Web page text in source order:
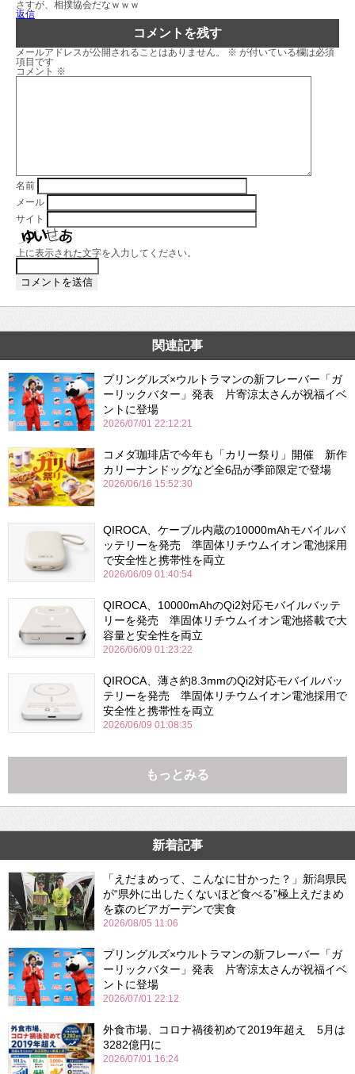
さすが、相撲協会だなｗｗｗ
返信
コメントを残す
メールアドレスが公開されることはありません。 ※ が付いている欄は必須
項目です
コメント ※
名前
メール
サイト
上に表示された文字を入力してください。
関連記事
プリングルズ×ウルトラマンの新フレーバー「ガ
ーリックバター」発表 片寄涼太さんが祝福イベ
ントに登場
2026/07/01 22:12:21
コメダ珈琲店で今年も「カリー祭り」開催 新作
カリーナンドッグなど全6品が季節限定で登場
2026/06/16 15:52:30
QIROCA、ケーブル内蔵の10000mAhモバイルバ
ッテリーを発売 準固体リチウムイオン電池採用
で安全性と携帯性を両立
2026/06/09 01:40:54
QIROCA、10000mAhのQi2対応モバイルバッテ
リーを発売 準固体リチウムイオン電池搭載で大
容量と安全性を両立
2026/06/09 01:23:22
QIROCA、薄さ約8.3mmのQi2対応モバイルバッ
テリーを発売 準固体リチウムイオン電池採用で
安全性と携帯性を両立
2026/06/09 01:08:35
もっとみる
新着記事
「えだまめって、こんなに甘かった？」新潟県民
が“県外に出したくないほど食べる”極上えだまめ
を森のビアガーデンで実食
2026/08/05 11:06
プリングルズ×ウルトラマンの新フレーバー「ガ
ーリックバター」発表 片寄涼太さんが祝福イベ
ントに登場
2026/07/01 22:12
外食市場、コロナ禍後初めて2019年超え 5月は
3282億円に
2026/07/01 16:24